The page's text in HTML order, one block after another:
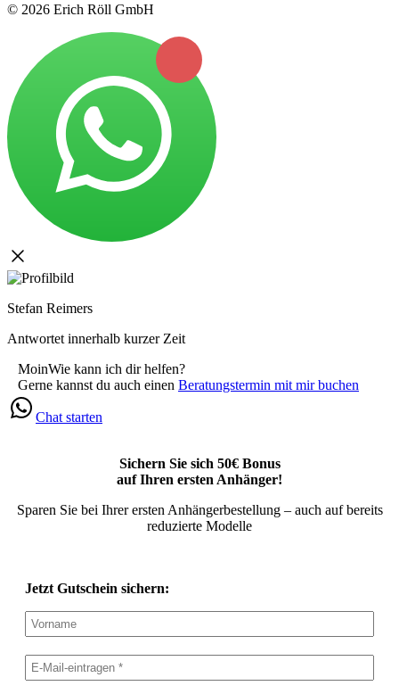
© 2026 Erich Röll GmbH
Stefan Reimers
Antwortet innerhalb kurzer Zeit
MoinWie kann ich dir helfen?
Gerne kannst du auch einen Beratungstermin mit mir buchen
Chat starten
Sichern Sie sich 50€ Bonus
auf Ihren ersten Anhänger!
Sparen Sie bei Ihrer ersten Anhängerbestellung – auch auf bereits
reduzierte Modelle
Jetzt Gutschein sichern: